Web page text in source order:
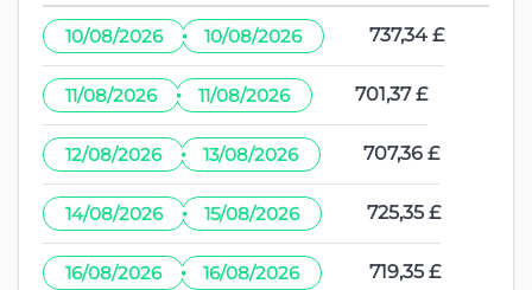
10/08/2026 · 10/08/2026 737,34 £
11/08/2026 · 11/08/2026 701,37 £
12/08/2026 · 13/08/2026 707,36 £
14/08/2026 · 15/08/2026 725,35 £
16/08/2026 · 16/08/2026 719,35 £